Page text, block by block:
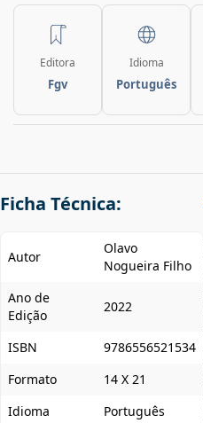
Editora
Fgv
Idioma
Português
Ficha Técnica:
Autor
Olavo
Nogueira Filho
Ano de
Edição
2022
ISBN
9786556521534
Formato
14 X 21
Idioma
Português